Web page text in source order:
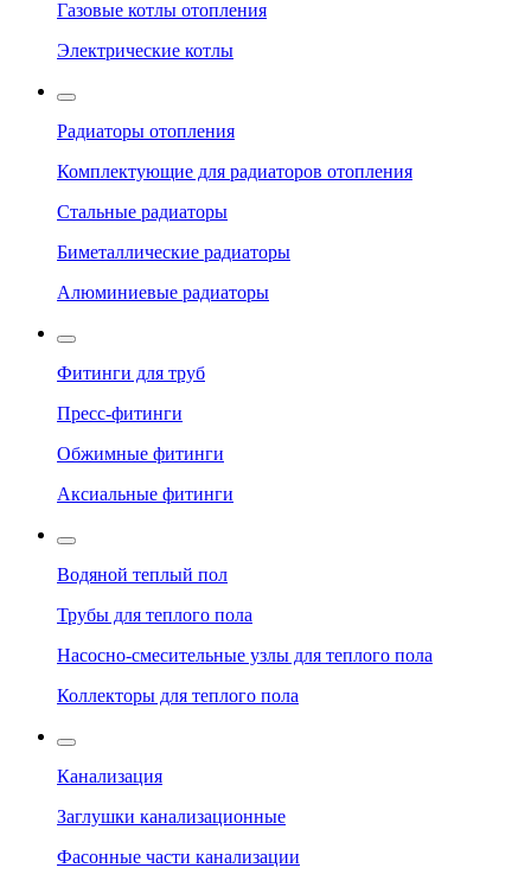
Газовые котлы отопления
Электрические котлы
Радиаторы отопления
Комплектующие для радиаторов отопления
Стальные радиаторы
Биметаллические радиаторы
Алюминиевые радиаторы
Фитинги для труб
Пресс-фитинги
Обжимные фитинги
Аксиальные фитинги
Водяной теплый пол
Трубы для теплого пола
Насосно-смесительные узлы для теплого пола
Коллекторы для теплого пола
Канализация
Заглушки канализационные
Фасонные части канализации